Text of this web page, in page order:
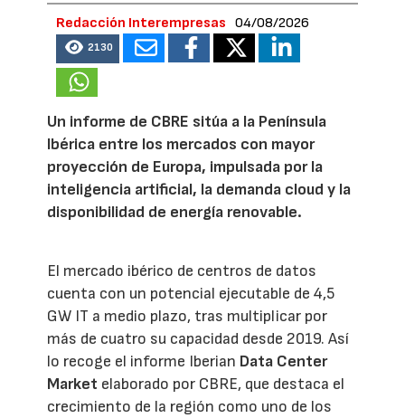
Redacción Interempresas 04/08/2026
2130
Un informe de CBRE sitúa a la Península
Ibérica entre los mercados con mayor
proyección de Europa, impulsada por la
inteligencia artificial, la demanda cloud y la
disponibilidad de energía renovable.
El mercado ibérico de centros de datos
cuenta con un potencial ejecutable de 4,5
GW IT a medio plazo, tras multiplicar por
más de cuatro su capacidad desde 2019. Así
lo recoge el informe Iberian Data Center
Market elaborado por CBRE, que destaca el
crecimiento de la región como uno de los